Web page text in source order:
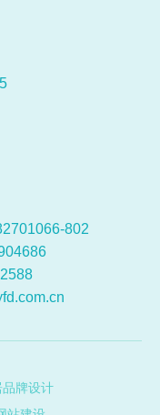
802
品牌设计